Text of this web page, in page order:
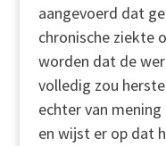
aangevoerd dat
chronische ziekte
worden dat de
volledig zou
echter van
en wijst er op dat